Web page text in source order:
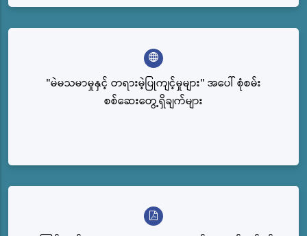
"မဲမသမာမှုနှင့် တရားမဲ့ပြုကျင့်မှုများ" အပေါ် စုံစမ်း
စစ်ဆေးတွေ့ရှိချက်များ